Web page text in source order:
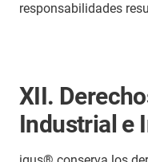
responsabilidades
XII.
Industrial e